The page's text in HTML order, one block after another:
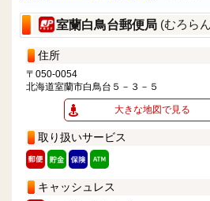
室蘭白鳥台郵便局 (むろら
住所
〒050-0054
北海道室蘭市白鳥台５－３－５
大きな地図で見る
取り扱いサービス
キャッシュレス